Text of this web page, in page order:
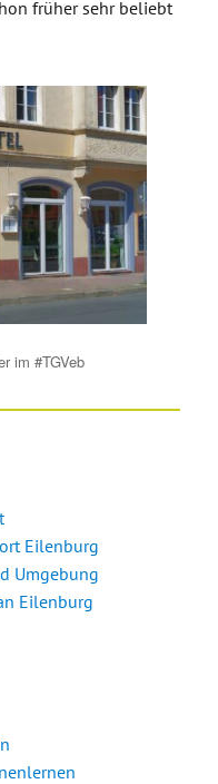
früher sehr beliebt
im #TGVeb
Eilenburg
Umgebung
Eilenburg